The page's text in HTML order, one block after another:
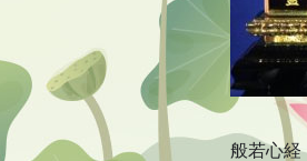
般若心経